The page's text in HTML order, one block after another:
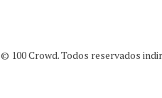
© 100 Crowd. Todos reservados